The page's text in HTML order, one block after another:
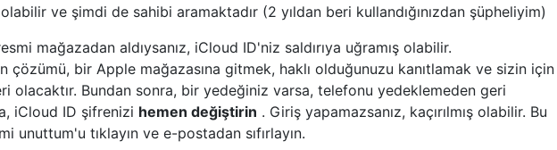
ve şimdi de sahibi aramaktadır (2 yıldan beri kullandığınızdan şüpheliyim)
mağazadan aldıysanız, iCloud ID'niz saldırıya uğramış olabilir.
çözümü, bir Apple mağazasına gitmek, haklı olduğunuzu kanıtlamak ve sizin için
olacaktır. Bundan sonra, bir yedeğiniz varsa, telefonu yedeklemeden geri
iCloud ID şifrenizi hemen değiştirin . Giriş yapamazsanız, kaçırılmış olabilir. Bu
unuttum'u tıklayın ve e-postadan sıfırlayın.